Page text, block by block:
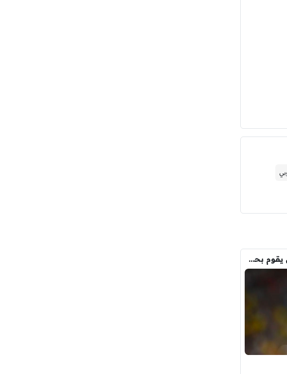
عاجل : “قبل التراجع ” فينيسيوس يقوم بحذف كل صوره مع ريال مدريد